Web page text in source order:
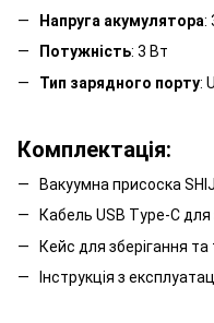
Напруга акумулятора:
Потужність: 3 Вт
Тип зарядного порту:
Комплектація:
Вакуумна присоска
Кабель USB Type-C
Кейс для зберігання
Інструкція з